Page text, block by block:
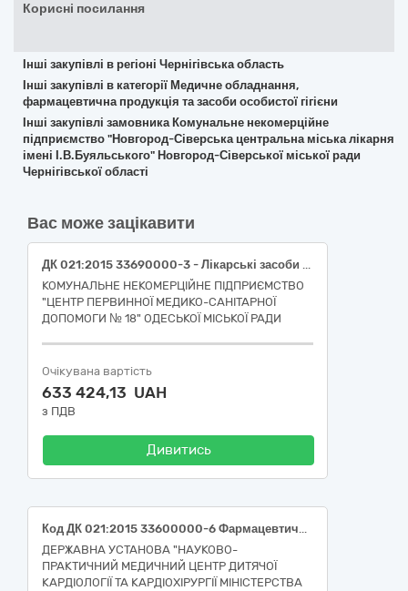
Корисні посилання
Інші закупівлі в регіоні Чернігівська область
Інші закупівлі в категорії Медичне обладнання,
фармацевтична продукція та засоби особистої гігієни
Інші закупівлі замовника Комунальне некомерційне
підприємство "Новгород-Сіверська центральна міська лікарня
імені І.В.Буяльського" Новгород-Сіверської міської ради
Чернігівської області
Вас може зацікавити
ДК 021:2015 33690000-3 - Лікарські засоби різні (ДК 021:2015 33696500-0 Лабораторні реактиви)
КОМУНАЛЬНЕ НЕКОМЕРЦІЙНЕ ПІДПРИЄМСТВО
"ЦЕНТР ПЕРВИННОЇ МЕДИКО-САНІТАРНОЇ
ДОПОМОГИ № 18" ОДЕСЬКОЇ МІСЬКОЇ РАДИ
Очікувана вартість
633 424,13 UAH
з ПДВ
Дивитись
Код ДК 021:2015 33600000-6 Фармацевтична продукція (33651100-9 (Протибактеріальні засоби для системного застосування) Ертапенем
ДЕРЖАВНА УСТАНОВА "НАУКОВО-
ПРАКТИЧНИЙ МЕДИЧНИЙ ЦЕНТР ДИТЯЧОЇ
КАРДІОЛОГІЇ ТА КАРДІОХІРУРГІЇ МІНІСТЕРСТВА